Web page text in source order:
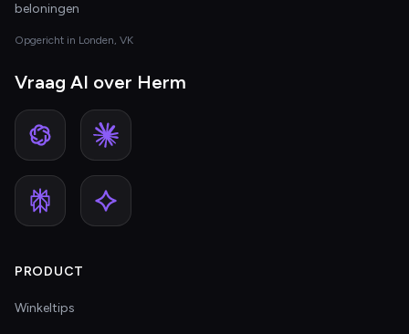
beloningen
Opgericht in Londen, VK
Vraag AI over Herm
PRODUCT
Winkeltips